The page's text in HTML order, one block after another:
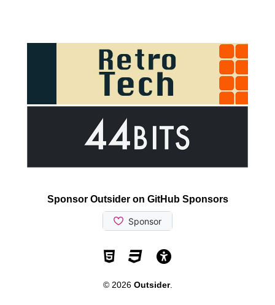
Sponsor Outsider on GitHub Sponsors
Valid HTML5
Valid CSS
WCAG 2.1 AA
© 2026 Outsider.